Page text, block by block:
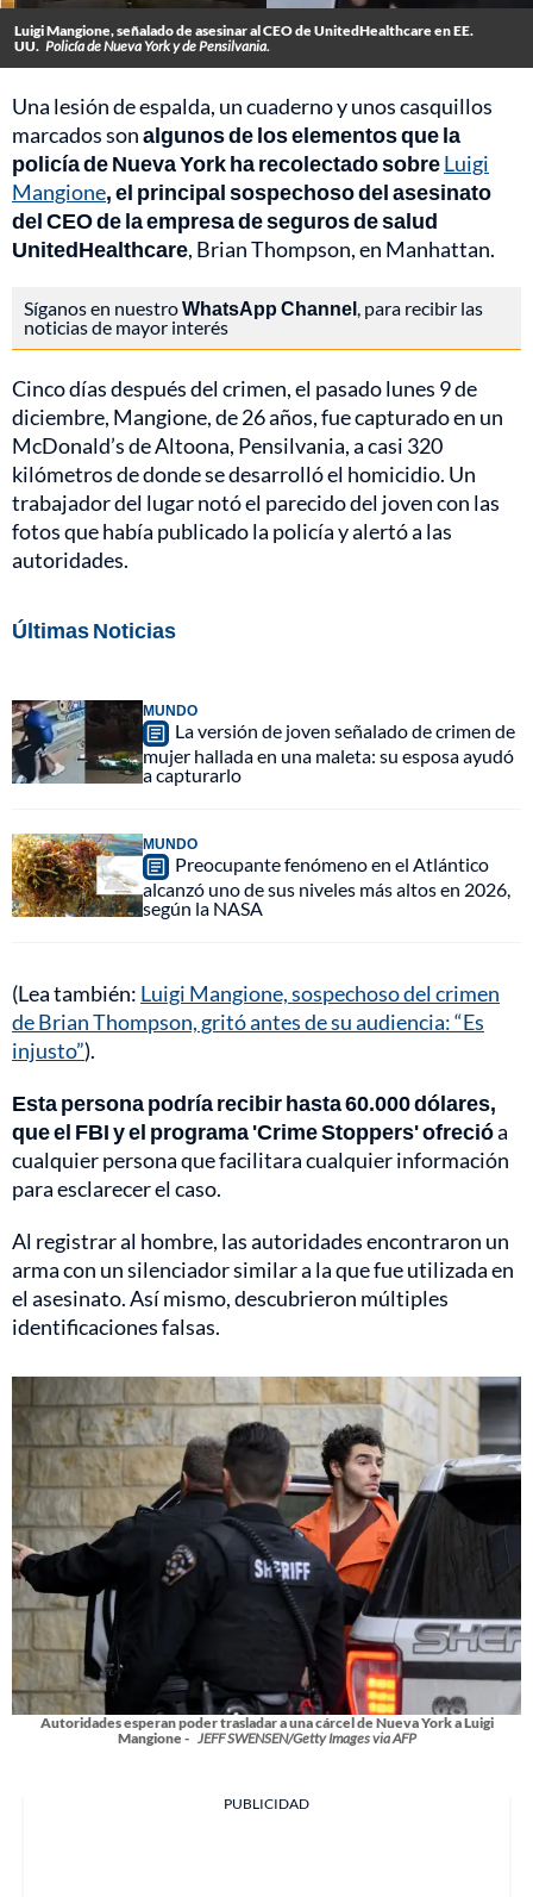
Luigi Mangione, señalado de asesinar al CEO de UnitedHealthcare en EE.
UU. Policía de Nueva York y de Pensilvania.
Una lesión de espalda, un cuaderno y unos casquillos
marcados sonalgunos de los elementos que la
policía de Nueva York ha recolectado sobreLuigi
Mangione, el principal sospechoso del asesinato
del CEO de la empresa de seguros de salud
UnitedHealthcare, Brian Thompson, en Manhattan.
Síganos en nuestroWhatsApp Channel, para recibir las
noticias de mayor interés
Cinco días después del crimen, el pasado lunes 9 de
diciembre, Mangione, de 26 años, fue capturado en un
McDonald’s de Altoona, Pensilvania, a casi 320
kilómetros de donde se desarrolló el homicidio. Un
trabajador del lugar notó el parecido del joven con las
fotos que había publicado la policía y alertó a las
autoridades.
Últimas Noticias
MUNDO
La versión de joven señalado de crimen de
mujer hallada en una maleta: su esposa ayudó
a capturarlo
MUNDO
Preocupante fenómeno en el Atlántico
alcanzó uno de sus niveles más altos en 2026,
según la NASA
(Lea también: Luigi Mangione, sospechoso del crimen
de Brian Thompson, gritó antes de su audiencia: “Es
injusto”).
Esta persona podría recibir hasta 60.000 dólares,
que el FBI y el programa 'Crime Stoppers' ofrecióa
cualquier persona que facilitara cualquier información
para esclarecer el caso.
Al registrar al hombre, las autoridades encontraron un
arma con un silenciador similar a la que fue utilizada en
el asesinato. Así mismo, descubrieron múltiples
identificaciones falsas.
Autoridades esperan poder trasladar a una cárcel de Nueva York a Luigi
Mangione - JEFF SWENSEN/Getty Images via AFP
PUBLICIDAD